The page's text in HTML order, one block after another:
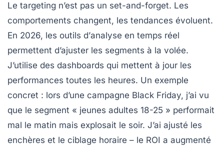
Le targeting n’est pas un set-and-forget. Les
comportements changent, les tendances évoluent.
En 2026, les outils d’analyse en temps réel
permettent d’ajuster les segments à la volée.
J’utilise des dashboards qui mettent à jour les
performances toutes les heures. Un exemple
concret : lors d’une campagne Black Friday, j’ai vu
que le segment « jeunes adultes 18-25 » performait
mal le matin mais explosait le soir. J’ai ajusté les
enchères et le ciblage horaire – le ROI a augmenté